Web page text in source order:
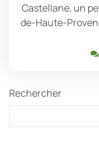
Castellane, un
de-Haute-
Rechercher